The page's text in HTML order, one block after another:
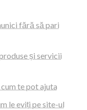
fără să pari
și servicii
te pot ajuta
le eviți pe site-ul